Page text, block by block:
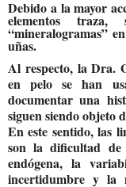
Debido a la mayor
elementos
“mineralogramas”
uñas.
Al respecto, la Dra.
en pelo se han
documentar una
siguen siendo objeto
En este sentido, las
son la dificultad de
endógena, la
incertidumbre y la